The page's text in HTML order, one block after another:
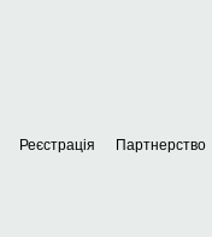
Реєстрація Партнерство